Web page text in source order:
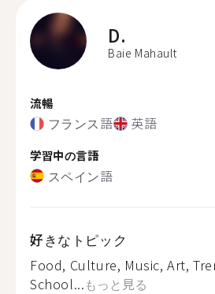
D.
Baie Mahault
流暢
フランス語 英語
学習中の言語
スペイン語
好きなトピック
Food, Culture, Music, Art,
School...もっと見る